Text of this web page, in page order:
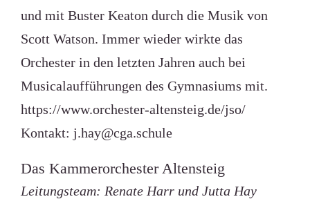
und mit Buster Keaton durch die Musik von
Scott Watson. Immer wieder wirkte das
Orchester in den letzten Jahren auch bei
Musicalaufführungen des Gymnasiums mit.
https://www.orchester-altensteig.de/jso/
Kontakt: j.hay@cga.schule
Das Kammerorchester Altensteig
Leitungsteam: Renate Harr und Jutta Hay